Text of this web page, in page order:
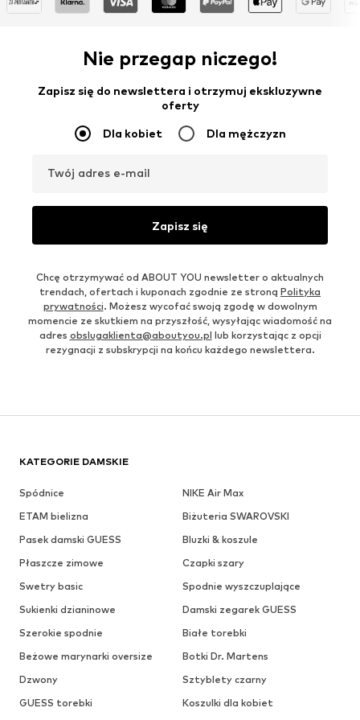
Nie przegap niczego!
Zapisz się do newslettera i otrzymuj ekskluzywne
oferty
Dla kobiet Dla mężczyzn
Twój adres e-mail
Zapisz się
Chcę otrzymywać od ABOUT YOU newsletter o aktualnych
trendach, ofertach i kuponach zgodnie ze stroną Polityka
prywatności. Możesz wycofać swoją zgodę w dowolnym
momencie ze skutkiem na przyszłość, wysyłając wiadomość na
adres obslugaklienta@aboutyou.pl lub korzystając z opcji
rezygnacji z subskrypcji na końcu każdego newslettera.
KATEGORIE DAMSKIE
Spódnice
NIKE Air Max
ETAM bielizna
Biżuteria SWAROVSKI
Pasek damski GUESS
Bluzki & koszule
Płaszcze zimowe
Czapki szary
Swetry basic
Spodnie wyszczuplające
Sukienki dzianinowe
Damski zegarek GUESS
Szerokie spodnie
Białe torebki
Beżowe marynarki oversize
Botki Dr. Martens
Dzwony
Sztyblety czarny
GUESS torebki
Koszulki dla kobiet